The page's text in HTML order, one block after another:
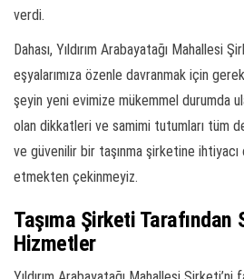
verdi.
Dahası, Yıldırım Arabayatağı Mahallesi
eşyalarımıza özenle davranmak için
şeyin yeni evimize mükemmel durumda
olan dikkatleri ve samimi tutumları tüm
ve güvenilir bir taşınma şirketine
etmekten çekinmeyiz.
Taşıma Şirketi Tarafından
Hizmetler